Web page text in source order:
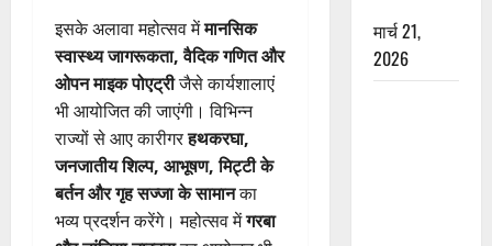
इसके अलावा महोत्सव मेंमानसिक
स्वास्थ्य जागरूकता, वैदिक गणित और
ओपन माइक पोएट्रीजैसे कार्यशालाएं
भी आयोजित की जाएंगी। विभिन्न
राज्यों से आए कारीगरहथकरघा,
जनजातीय शिल्प, आभूषण, मिट्टी के
बर्तन और गृह सज्जा के सामानका
भव्य प्रदर्शन करेंगे। महोत्सव मेंगरबा
मार्च 21,
2026